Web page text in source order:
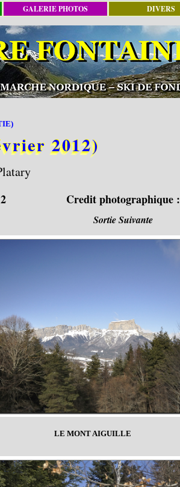
GALERIE PHOTOS DIVERS
2012)
Credit photographique :
Sortie Suivante
LE MONT AIGUILLE